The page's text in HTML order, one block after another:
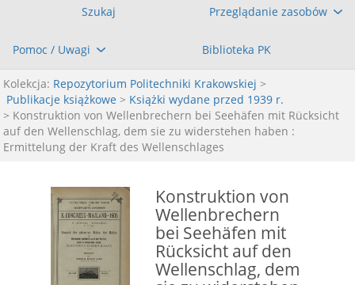
Szukaj Przeglądanie zasobów
Pomoc / Uwagi Biblioteka PK
Kolekcja: Repozytorium Politechniki Krakowskiej >
Publikacje książkowe > Książki wydane przed 1939 r.
> Konstruktion von Wellenbrechern bei Seehäfen mit Rücksicht
auf den Wellenschlag, dem sie zu widerstehen haben :
Ermittelung der Kraft des Wellenschlages
Konstruktion von
Wellenbrechern
bei Seehäfen mit
Rücksicht auf den
Wellenschlag, dem